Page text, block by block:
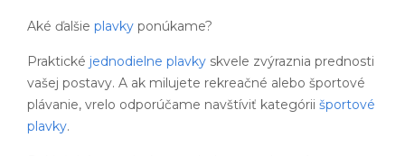
Aké ďalšie plavky ponúkame?
Praktické jednodielne plavky skvele zvýraznia prednosti
vašej postavy. A ak milujete rekreačné alebo športové
plávanie, vrelo odporúčame navštíviť kategórii športové
plavky.